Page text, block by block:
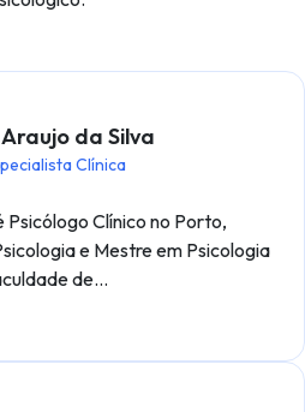
da Silva
Clínica
Psicólogo Clínico no Porto,
e Mestre em Psicologia
de…